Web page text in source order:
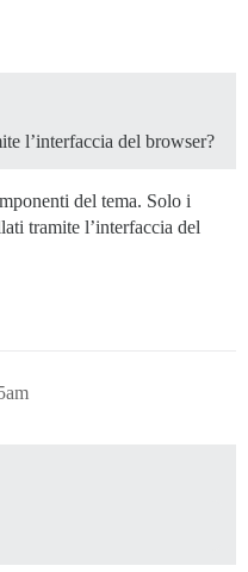
l’interfaccia del browser?
del tema. Solo i
tramite l’interfaccia del